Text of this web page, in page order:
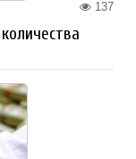
137